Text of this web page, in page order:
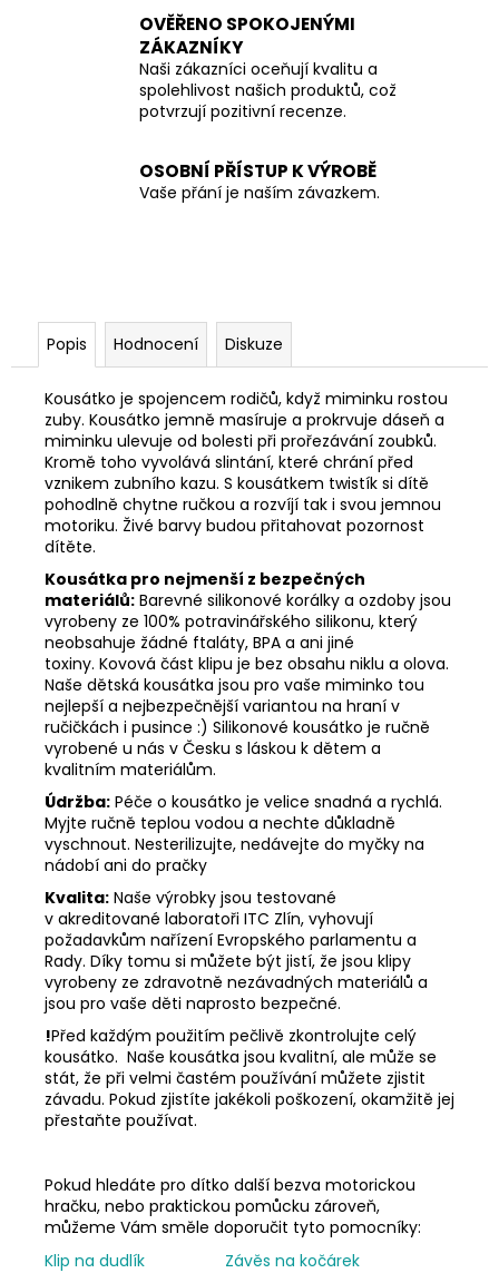
OVĚŘENO SPOKOJENÝMI
ZÁKAZNÍKY
Naši zákazníci oceňují kvalitu a
spolehlivost našich produktů, což
potvrzují pozitivní recenze.
OSOBNÍ PŘÍSTUP K VÝROBĚ
Vaše přání je naším závazkem.
Popis Hodnocení Diskuze
Kousátko je spojencem rodičů, když miminku rostou
zuby. Kousátko jemně masíruje a prokrvuje dáseň a
miminku ulevuje od bolesti při prořezávání zoubků.
Kromě toho vyvolává slintání, které chrání před
vznikem zubního kazu. S kousátkem twistík si dítě
pohodlně chytne ručkou a rozvíjí tak i svou jemnou
motoriku. Živé barvy budou přitahovat pozornost
dítěte.
Kousátka pro nejmenší z bezpečných
materiálů: Barevné silikonové korálky a ozdoby jsou
vyrobeny ze 100% potravinářského silikonu, který
neobsahuje žádné ftaláty, BPA a ani jiné
toxiny. Kovová část klipu je bez obsahu niklu a olova.
Naše dětská kousátka jsou pro vaše miminko tou
nejlepší a nejbezpečnější variantou na hraní v
ručičkách i pusince :) Silikonové kousátko je ručně
vyrobené u nás v Česku s láskou k dětem a
kvalitním materiálům.
Údržba: Péče o kousátko je velice snadná a rychlá.
Myjte ručně teplou vodou a nechte důkladně
vyschnout. Nesterilizujte, nedávejte do myčky na
nádobí ani do pračky
Kvalita: Naše výrobky jsou testované
v akreditované laboratoři ITC Zlín, vyhovují
požadavkům nařízení Evropského parlamentu a
Rady. Díky tomu si můžete být jistí, že jsou klipy
vyrobeny ze zdravotně nezávadných materiálů a
jsou pro vaše děti naprosto bezpečné.
!Před každým použitím pečlivě zkontrolujte celý
kousátko. Naše kousátka jsou kvalitní, ale může se
stát, že při velmi častém používání můžete zjistit
závadu. Pokud zjistíte jakékoli poškození, okamžitě jej
přestaňte používat.
Pokud hledáte pro dítko další bezva motorickou
hračku, nebo praktickou pomůcku zároveň,
můžeme Vám směle doporučit tyto pomocníky:
Klip na dudlík
Závěs na kočárek